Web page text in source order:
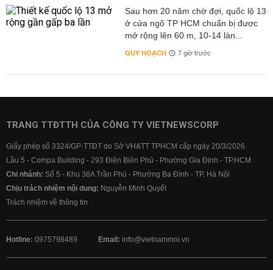
Sau hơn 20 năm chờ đợi, quốc lộ 13
ở cửa ngõ TP HCM chuẩn bị được
mở rộng lên 60 m, 10-14 làn...
QUY HOẠCH 7 giờ trước
TRANG TTĐTTH CỦA CÔNG TY VIETNEWSCORP
Giấy phép số 3324/GP-TTĐT do Sở VH&TT TPHCM cấp ngày 20/3/2026
Lầu 5 - Compa Building - 293 Điện Biên Phủ - Phường Gia Định - TP.HCM
Chi nhánh: Số 5 - Khu 38A Trần Phú - Phường Ba Đình - TP. Hà Nội
Chịu trách nhiệm nội dung: Nguyễn Minh Quyết
Trách nhiệm về thông tin
Hotline: 0975798489 Email: info@vietnammoi.vn